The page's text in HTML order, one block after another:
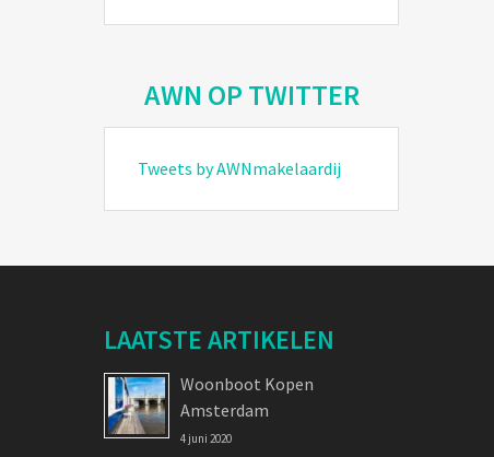
AWN OP TWITTER
Tweets by AWNmakelaardij
LAATSTE ARTIKELEN
Woonboot Kopen
Amsterdam
4 juni 2020